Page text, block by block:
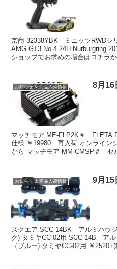
京商 32338YBK ミニッツRWDシ
AMG GT3 No.4 24H Nurburgring
ショップでお求めの場合はコチラ
お知らせ & 商品入荷情報 8月16
マッチモア ME-FLP2K＃ FLETA
仕様 ￥19980 再入荷 オンライン
から マッチモア MM-CMSP＃ セ
お知らせ & 商品入荷情報 9月15
スクエア SCC-14BK アルミハウ
ク) タミヤCC-02用 SCC-14B アル
（ブルー) タミヤCC-02用 ￥